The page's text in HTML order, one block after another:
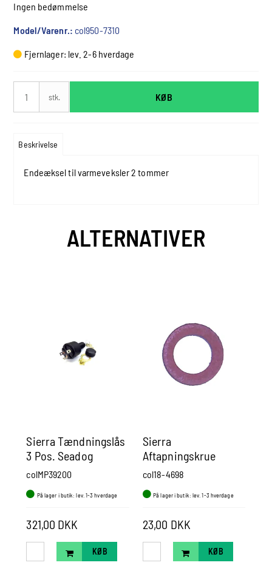
Ingen bedømmelse
Model/Varenr.: col950-7310
Fjernlager: lev. 2-6 hverdage
stk. KØB
Beskrivelse
Endeæksel til varmeveksler 2 tommer
ALTERNATIVER
Sierra Tændningslås
3 Pos. Seadog
colMP39200
På lager i butik: lev. 1-3 hverdage
321,00 DKK
KØB
Sierra
Aftapningskrue
Pakning.
col18-4698
På lager i butik: lev. 1-3 hverdage
23,00 DKK
KØB